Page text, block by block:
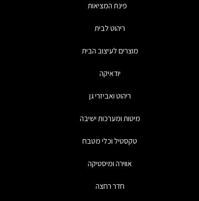
פינת המציאות
ריהוט לבית
מוצרים לעיצוב הבית
יודאיקה
ריהוט ואביזרי גן
מיטות ומערכות ישיבה
טקסטיל וכלי מטבח
אווירה ומיסטיקה
חדר רחצה